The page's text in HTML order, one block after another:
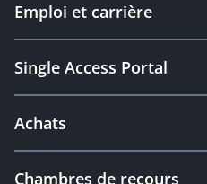
Emploi et carrière
Single Access Portal
Achats
Chambres de recours